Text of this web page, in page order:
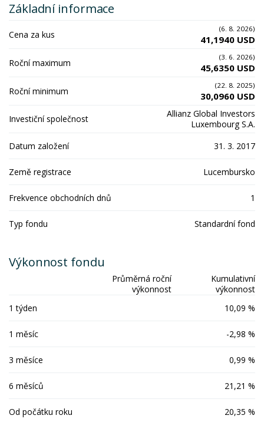
Základní informace
Cena za kus (6. 8. 2026)
41,1940 USD
Roční maximum (3. 6. 2026)
45,6350 USD
Roční minimum (22. 8. 2025)
30,0960 USD
Investiční společnost
Allianz Global Investors
Luxembourg S.A.
Datum založení
31. 3. 2017
Země registrace Lucembursko
Frekvence obchodních dnů 1
Typ fondu Standardní fond
Výkonnost fondu
Průměrná roční
výkonnost
Kumulativní
výkonnost
1 týden
10,09 %
1 měsíc -2,98 %
3 měsíce 0,99 %
6 měsíců 21,21 %
Od počátku roku 20,35 %